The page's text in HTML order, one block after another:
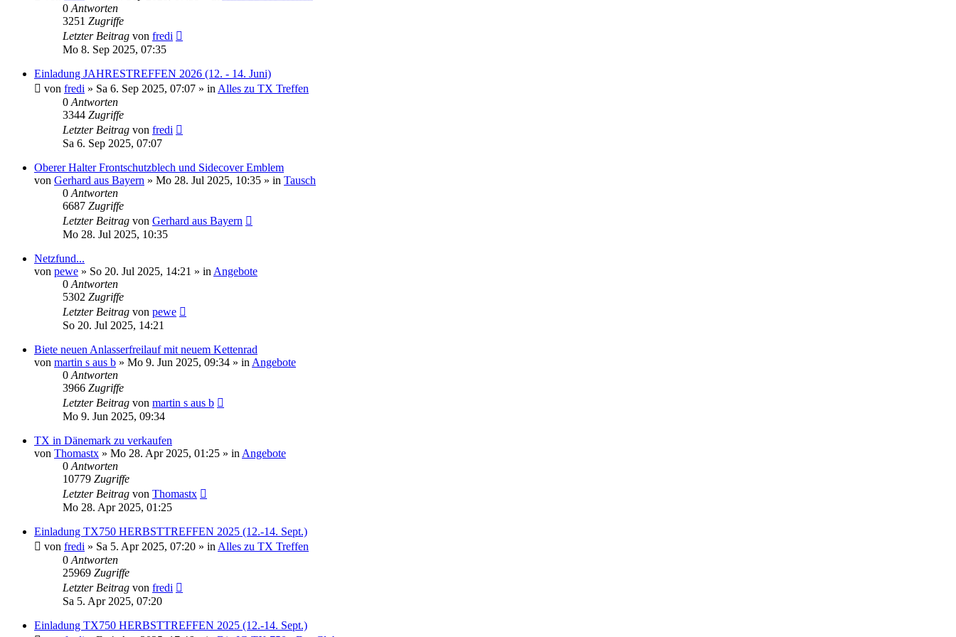
0 Antworten
3251 Zugriffe
Letzter Beitrag von fredi
Mo 8. Sep 2025, 07:35
Einladung JAHRESTREFFEN 2026 (12. - 14. Juni)
von fredi » Sa 6. Sep 2025, 07:07 » in Alles zu TX Treffen
0 Antworten
3344 Zugriffe
Letzter Beitrag von fredi
Sa 6. Sep 2025, 07:07
Oberer Halter Frontschutzblech und Sidecover Emblem
von Gerhard aus Bayern » Mo 28. Jul 2025, 10:35 » in Tausch
0 Antworten
6687 Zugriffe
Letzter Beitrag von Gerhard aus Bayern
Mo 28. Jul 2025, 10:35
Netzfund...
von pewe » So 20. Jul 2025, 14:21 » in Angebote
0 Antworten
5302 Zugriffe
Letzter Beitrag von pewe
So 20. Jul 2025, 14:21
Biete neuen Anlasserfreilauf mit neuem Kettenrad
von martin s aus b » Mo 9. Jun 2025, 09:34 » in Angebote
0 Antworten
3966 Zugriffe
Letzter Beitrag von martin s aus b
Mo 9. Jun 2025, 09:34
TX in Dänemark zu verkaufen
von Thomastx » Mo 28. Apr 2025, 01:25 » in Angebote
0 Antworten
10779 Zugriffe
Letzter Beitrag von Thomastx
Mo 28. Apr 2025, 01:25
Einladung TX750 HERBSTTREFFEN 2025 (12.-14. Sept.)
von fredi » Sa 5. Apr 2025, 07:20 » in Alles zu TX Treffen
0 Antworten
25969 Zugriffe
Letzter Beitrag von fredi
Sa 5. Apr 2025, 07:20
Einladung TX750 HERBSTTREFFEN 2025 (12.-14. Sept.)